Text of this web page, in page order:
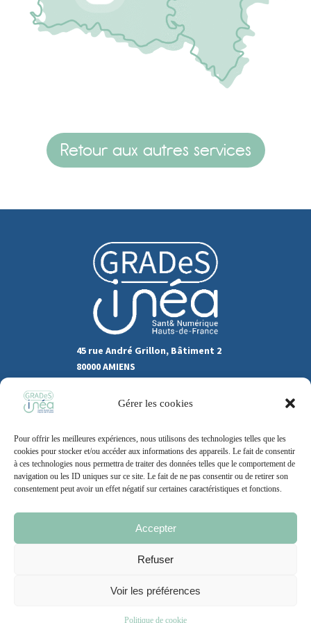
Gérer les cookies
Pour offrir les meilleures expériences, nous utilisons des technologies telles que les
cookies pour stocker et/ou accéder aux informations des appareils. Le fait de consentir
à ces technologies nous permettra de traiter des données telles que le comportement de
navigation ou les ID uniques sur ce site. Le fait de ne pas consentir ou de retirer son
consentement peut avoir un effet négatif sur certaines caractéristiques et fonctions.
Accepter
Refuser
Voir les préférences
Politique de cookie
Camille HUBERT
Chargée d'accompagnement territorial
Mélodie COUTELLIER
Chargée d'accompagnement
melodie.coutellier@esante-hdf.fr
Retour aux autres services
45 rue André Grillon, Bâtiment 2
80000 AMIENS
Recrutement
Support
Contact
Mentions légales Politique de cookie CGU